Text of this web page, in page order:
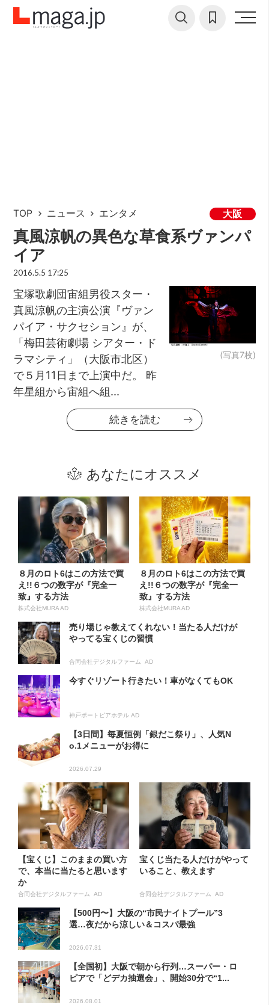
TOP ニュース エンタメ 大阪
真風涼帆の異色な草食系ヴァンパ
イア
2016.5.5 17:25
(写真7枚)
宝塚歌劇団宙組男役スター・
真風涼帆の主演公演『ヴァン
パイア・サクセション』が、
「梅田芸術劇場 シアター・ド
ラマシティ」（大阪市北区）
で５月11日まで上演中だ。 昨
年星組から宙組へ組...
続きを読む
あなたにオススメ
８月のロト6はこの方法で買
え!!６つの数字が『完全一
致』する方法
株式会社MURA AD
８月のロト6はこの方法で買
え!!６つの数字が『完全一
致』する方法
株式会社MURA AD
売り場じゃ教えてくれない！当たる人だけが
やってる宝くじの習慣
合同会社デジタルファーム AD
今すぐリゾート行きたい！車がなくてもOK
神戸ポートピアホテル AD
【3日間】毎夏恒例「銀だこ祭り」、人気N
o.1メニューがお得に
2026.07.29
【宝くじ】このままの買い方
で、本当に当たると思います
か
合同会社デジタルファーム AD
宝くじ当たる人だけがやって
いること、教えます
合同会社デジタルファーム AD
【500円〜】大阪の“市民ナイトプール”3
選…夜だから涼しい＆コスパ最強
2026.07.31
【全国初】大阪で朝から行列…スーパー・ロ
ピアで「どデカ抽選会」、開始30分で“1...
2026.08.01